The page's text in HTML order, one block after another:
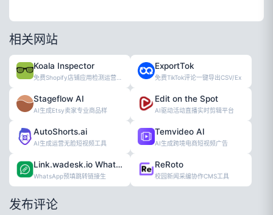
相关网站
Koala Inspector ExportTok
免费TikTok评论一键导出CSV/Ex
Stageflow AI
AI生成Etsy卖家专业商品样
Edit on the Spot
AI驱动活动直播实时剪辑平台
AutoShorts.ai
AI生成运营无脸短视频工具
Temvideo AI
AI生成跨境电商短视频广告
Link.wadesk.io WhatsApp链接生成工具
WhatsApp预填跳转链接生
ReRoto
校园新闻采编协作CMS工具
发布评论